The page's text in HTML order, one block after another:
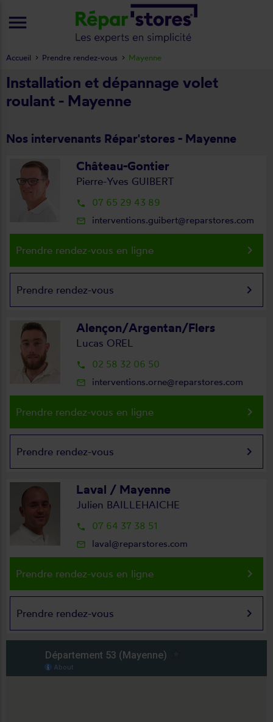
Installation et dépannage volet
roulant - Mayenne
Nos intervenants Répar'stores - Mayenne
Château-Gontier
Pierre-Yves GUIBERT
local_phone 07 65 29 43 89
mail_outline interventions.guibert@reparstores.com
Prendre rendez-vous en ligne keyboard_arrow_right
Prendre rendez-vous keyboard_arrow_right
Alençon/Argentan/Flers
Lucas OREL
local_phone 02 58 32 06 50
mail_outline interventions.orne@reparstores.com
Prendre rendez-vous en ligne keyboard_arrow_right
Prendre rendez-vous keyboard_arrow_right
Laval / Mayenne
Julien BAILLEHAICHE
local_phone 07 64 37 38 51
mail_outline laval@reparstores.com
Prendre rendez-vous en ligne keyboard_arrow_right
Prendre rendez-vous keyboard_arrow_right
Accueil Prendre rendez-vous Mayenne
menu